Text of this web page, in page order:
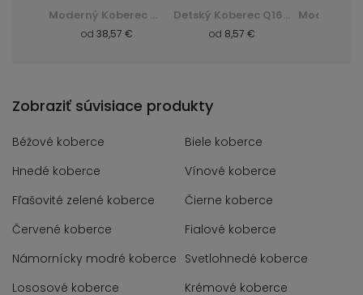
Moderný Koberec Q710A Luxury Pp Esm - biela, biały
od 38,57 €
Detský Koberec Q166A Pinky Ewl - šedá, szary
od 8,57 €
Zobraziť súvisiace produkty
Béžové koberce
Biele koberce
Hnedé koberce
Vínové koberce
Fľašovité zelené koberce
Čierne koberce
Červené koberce
Fialové koberce
Námornícky modré koberce Svetlohnedé koberce
Lososové koberce
Krémové koberce